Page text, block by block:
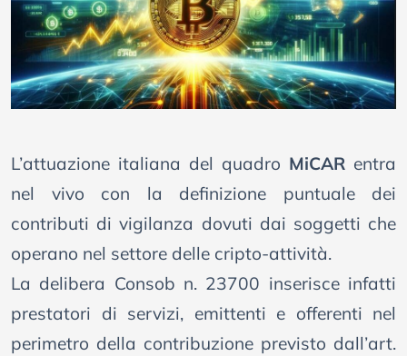
L’attuazione italiana del quadro MiCAR entra
nel vivo con la definizione puntuale dei
contributi di vigilanza dovuti dai soggetti che
operano nel settore delle cripto-attività.
La delibera Consob n. 23700 inserisce infatti
prestatori di servizi, emittenti e offerenti nel
perimetro della contribuzione previsto dall’art.